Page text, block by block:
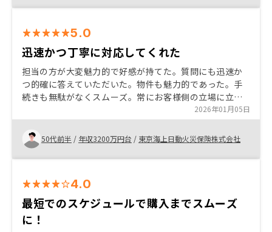
5.0
迅速かつ丁寧に対応してくれた
担当の方が大変魅力的で好感が持てた。質問にも迅速か
つ的確に答えていただいた。物件も魅力的であった。手
続きも無駄がなくスムーズ。常にお客様側の立場に立っ
て対応いただけるため、満足感が高い。疑問点は何でも
答えてもらえ、押し売りは一切無いため、自分のペース
で検討できます。じっくり納得するまで検討できます。
特になし
2026年01月05日
50代前半 / 年収3200万円台 / 東京海上日動火災保険株式会社
4.0
最短でのスケジュールで購入までスムーズ
に！